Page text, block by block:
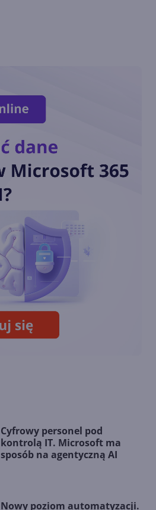
konkrusie Microsoftu!
Cup 2012!
Krajowe finały Imagine Cup
2012 rozpoczęte!
Cyfrowy personel pod
kontrolą IT. Microsoft ma
sposób na agentyczną AI
Nowy poziom automatyzacji.